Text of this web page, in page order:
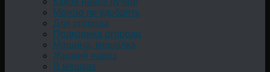
Можно ли удобрять
Для огорода
Подкормка огорода
Машина, мешалка
Жидкий навоз
В мешках